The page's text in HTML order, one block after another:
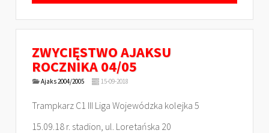
ZWYCIĘSTWO AJAKSU
ROCZNIKA 04/05
Ajaks 2004/2005 15-09-2018
Trampkarz C1 III Liga Wojewódzka kolejka 5
15.09.18 r. stadion, ul. Loretańska 20